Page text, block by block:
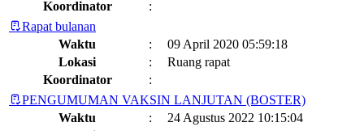
Koordinator
:
Rapat bulanan
Waktu
:
09 April 2020 05:59:18
Lokasi
:
Ruang rapat
Koordinator
:
PENGUMUMAN VAKSIN LANJUTAN (BOSTER)
Waktu
:
24 Agustus 2022 10:15:04